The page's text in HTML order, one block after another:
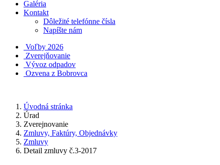
Galéria
Kontakt
Dôležité telefónne čísla
Napíšte nám
Voľby 2026
Zverejňovanie
Vývoz odpadov
Ozvena z Bobrovca
Úvodná stránka
Úrad
Zverejnovanie
Zmluvy, Faktúry, Objednávky
Zmluvy
Detail zmluvy č.3-2017